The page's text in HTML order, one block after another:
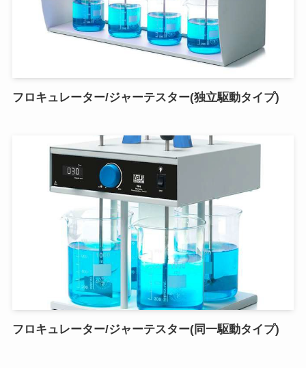
フロキュレーター/ジャーテスター(独立駆動タイプ)
フロキュレーター/ジャーテスター(同一駆動タイプ)